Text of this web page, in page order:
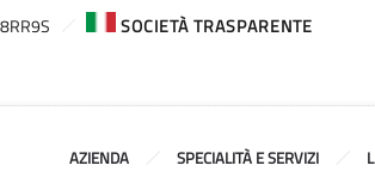
SOCIETÀ TRASPARENTE
AZIENDA SPECIALITÀ E SERVIZI